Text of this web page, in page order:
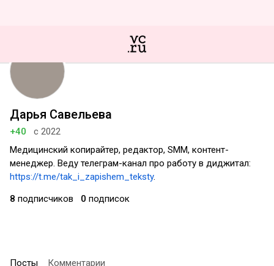
Дарья Савельева
+40
с 2022
Медицинский копирайтер, редактор, SMM, контент-
менеджер. Веду телеграм-канал про работу в диджитал:
https://t.me/tak_i_zapishem_teksty.
8 подписчиков 0 подписок
Посты Комментарии